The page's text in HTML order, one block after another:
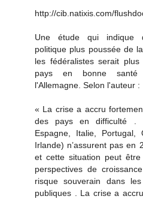
http://cib.natixis.com/
Une étude qui indique
politique plus poussée de
les fédéralistes serait
pays en bonne santé
l'Allemagne. Selon l'auteur :
« La crise a accru
des pays en difficulté .
Espagne, Italie, Portugal,
Irlande) n’assurent pas en
et cette situation peut
perspectives de
risque souverain dans
publiques . La crise a